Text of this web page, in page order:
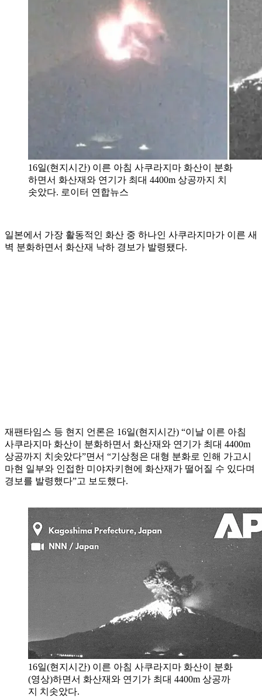
16일(현지시간) 이른 아침 사쿠라지마 화산이 분화
하면서 화산재와 연기가 최대 4400m 상공까지 치
솟았다. 로이터 연합뉴스
일본에서 가장 활동적인 화산 중 하나인 사쿠라지마가 이른 새
벽 분화하면서 화산재 낙하 경보가 발령됐다.
재팬타임스 등 현지 언론은 16일(현지시간) “이날 이른 아침
사쿠라지마 화산이 분화하면서 화산재와 연기가 최대 4400m
상공까지 치솟았다”면서 “기상청은 대형 분화로 인해 가고시
마현 일부와 인접한 미야자키현에 화산재가 떨어질 수 있다며
경보를 발령했다”고 보도했다.
16일(현지시간) 이른 아침 사쿠라지마 화산이 분화
(영상)하면서 화산재와 연기가 최대 4400m 상공까
지 치솟았다.